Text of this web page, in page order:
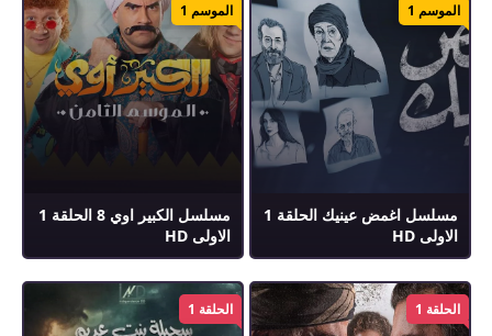
مسلسل اغمض عينيك الحلقة 1
الاولى HD
الموسم 1
مسلسل الكبير اوي 8 الحلقة 1
الاولى HD
الموسم 1
الحلقة 1 الحلقة 1